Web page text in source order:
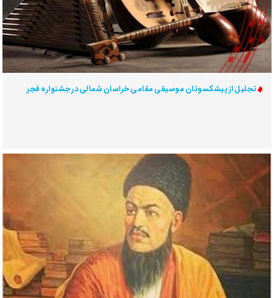
تجلیل از پیشکسوتان موسیقی مقامی خراسان شمالی در جشنواره فجر